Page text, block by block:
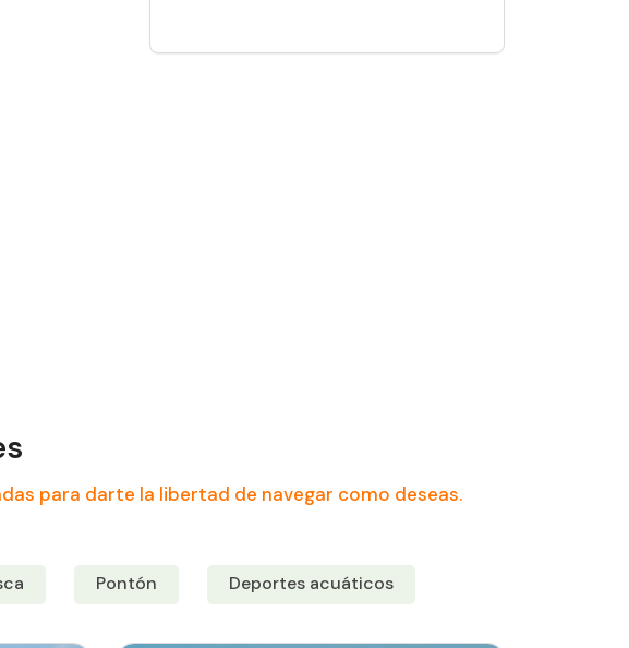
para darte la libertad de navegar como deseas.
Pontón Deportes acuáticos